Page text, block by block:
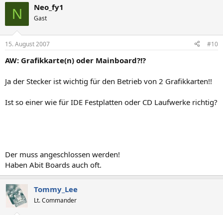
N Neo_fy1
Gast
15. August 2007 #10
AW: Grafikkarte(n) oder Mainboard?!?
Ja der Stecker ist wichtig für den Betrieb von 2 Grafikkarten!!
Ist so einer wie für IDE Festplatten oder CD Laufwerke richtig?
Der muss angeschlossen werden!
Haben Abit Boards auch oft.
Tommy_Lee
Lt. Commander